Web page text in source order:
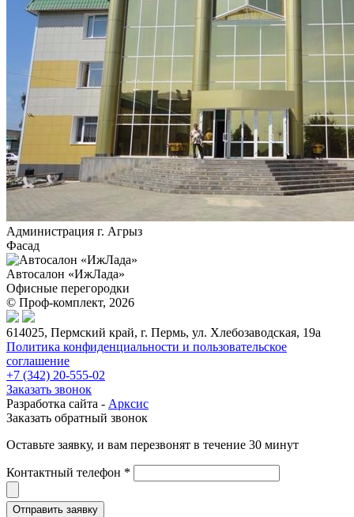
Администрация г. Агрыз
Фасад
Автосалон «ИжЛада»
Офисные перегородки
© Проф-комплект, 2026
614025, Пермский край, г. Пермь, ул. Хлебозаводская, 19а
Политика конфиденциальности и пользовательское
соглашение
+7 (342) 20-555-02
Заказать звонок
Разработка сайта - Арксис
Заказать обратный звонок
Оставьте заявку, и вам перезвонят в течение 30 минут
Контактный телефон *